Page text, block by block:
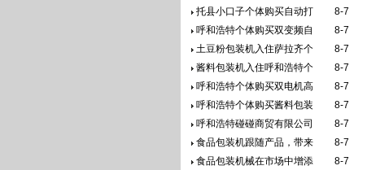
托县小口子个体购买自动打
8-7
呼和浩特个体购买双变频自
8-7
土豆粉包装机入住萨拉齐个
8-7
酱料包装机入住呼和浩特个
8-7
呼和浩特个体购买双电机高
8-7
呼和浩特个体购买酱料包装
8-7
呼和浩特碰碰商贸有限公司
8-7
食品包装机跟随产品，带来
8-7
食品包装机械在市场中增添
8-7